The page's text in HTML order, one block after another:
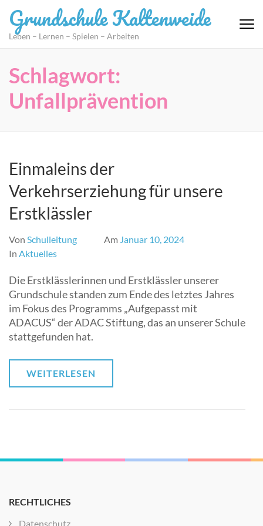
Inhalt
springen
Grundschule Kaltenweide
Leben – Lernen – Spielen – Arbeiten
Schlagwort:
Unfallprävention
Einmaleins der
Verkehrserziehung für unsere
Erstklässler
Von Schulleitung Am Januar 10, 2024
In Aktuelles
Die Erstklässlerinnen und Erstklässler unserer
Grundschule standen zum Ende des letztes Jahres
im Fokus des Programms „Aufgepasst mit
ADACUS“ der ADAC Stiftung, das an unserer Schule
stattgefunden hat.
WEITERLESEN
RECHTLICHES
Datenschutz